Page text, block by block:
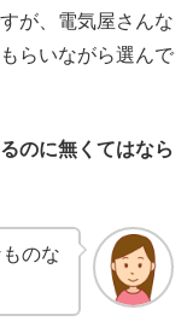
が、電気屋さんな
らいながら選んで
のに無くてはなら
のな